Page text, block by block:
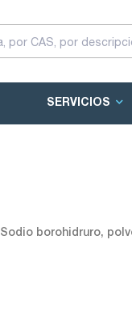
SERVICIOS
Sodio borohidruro,